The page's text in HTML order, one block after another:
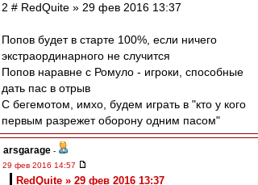
2 # RedQuite » 29 фев 2016 13:37
Попов будет в старте 100%, если ничего
экстраординарного не случится
Попов наравне с Ромуло - игроки, способные
дать пас в отрыв
С бегемотом, имхо, будем играть в "кто у кого
первым разрежет оборону одним пасом"
arsgarage -
29 фев 2016 14:57
RedQuite » 29 фев 2016 13:37